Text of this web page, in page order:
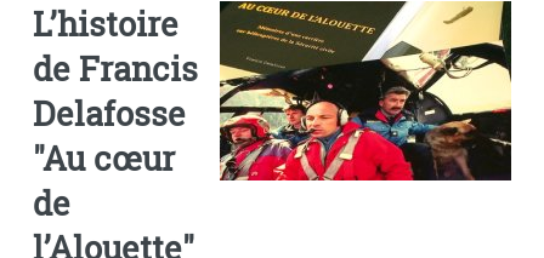
L’histoire
de Francis
Delafosse
"Au cœur
de
l’Alouette"